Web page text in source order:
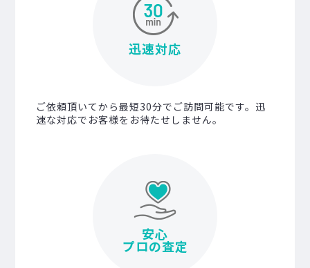
迅速対応
ご依頼頂いてから最短30分でご訪問可能です。迅
速な対応でお客様をお待たせしません。
安心
プロの査定